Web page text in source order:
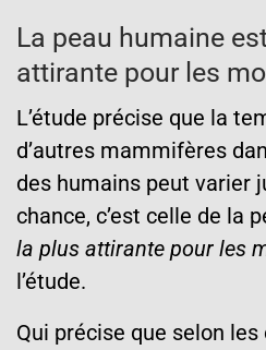
La peau humaine
attirante pour les
L’étude précise que la
d’autres mammifères
des humains peut varier
chance, c’est celle de la
la plus attirante pour les
l’étude.
Qui précise que selon